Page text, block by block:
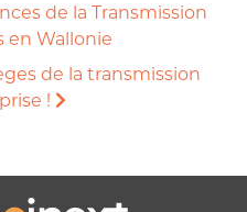
de la Transmission
en Wallonie
de la transmission
!